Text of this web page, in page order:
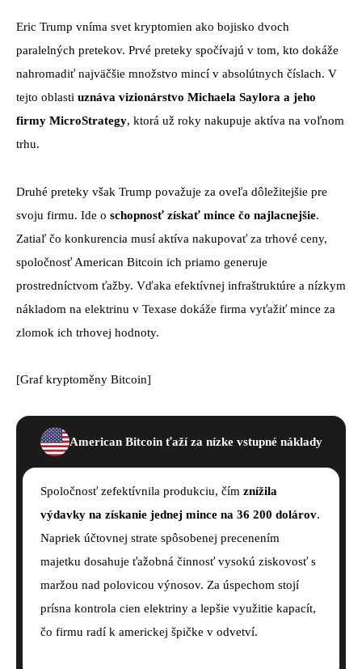
Eric Trump vníma svet kryptomien ako bojisko dvoch
paralelných pretekov. Prvé preteky spočívajú v tom, kto dokáže
nahromadiť najväčšie množstvo mincí v absolútnych číslach. V
tejto oblasti uznáva vizionárstvo Michaela Saylora a jeho
firmy MicroStrategy, ktorá už roky nakupuje aktíva na voľnom
trhu.
Druhé preteky však Trump považuje za oveľa dôležitejšie pre
svoju firmu. Ide o schopnosť získať mince čo najlacnejšie.
Zatiaľ čo konkurencia musí aktíva nakupovať za trhové ceny,
spoločnosť American Bitcoin ich priamo generuje
prostredníctvom ťažby. Vďaka efektívnej infraštruktúre a nízkym
nákladom na elektrinu v Texase dokáže firma vyťažiť mince za
zlomok ich trhovej hodnoty.
[Graf kryptoměny Bitcoin]
American Bitcoin ťaží za nízke vstupné náklady
Spoločnosť zefektívnila produkciu, čím znížila
výdavky na získanie jednej mince na 36 200 dolárov.
Napriek účtovnej strate spôsobenej precenením
majetku dosahuje ťažobná činnosť vysokú ziskovosť s
maržou nad polovicou výnosov. Za úspechom stojí
prísna kontrola cien elektriny a lepšie využitie kapacít,
čo firmu radí k americkej špičke v odvetví.